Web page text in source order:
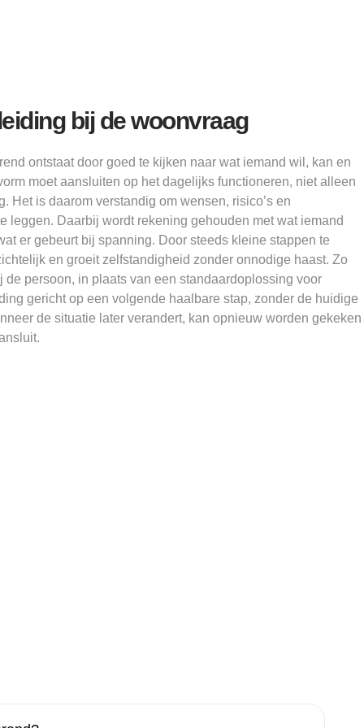
bij de woonvraag
ontstaat door goed te kijken naar wat iemand wil, kan en
moet aansluiten op het dagelijks functioneren, niet alleen
Het is daarom verstandig om wensen, risico’s en
leggen. Daarbij wordt rekening gehouden met wat iemand
er gebeurt bij spanning. Door steeds kleine stappen te
en groeit zelfstandigheid zonder onnodige haast. Zo
de persoon, in plaats van een standaardoplossing voor
gericht op een volgende haalbare stap, zonder de huidige
de situatie later verandert, kan opnieuw worden gekeken